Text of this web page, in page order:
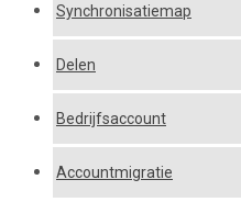
Synchronisatiemap
Delen
Bedrijfsaccount
Accountmigratie